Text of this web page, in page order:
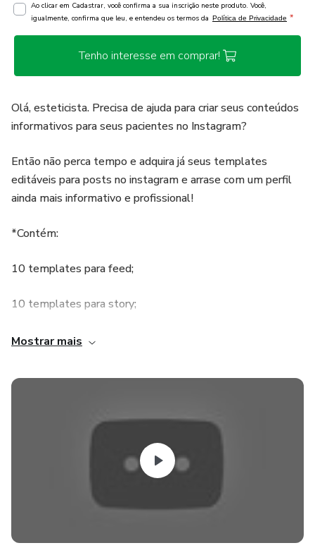
Ao clicar em Cadastrar, você confirma a sua inscrição neste produto. Você,
igualmente, confirma que leu, e entendeu os termos da Política de Privacidade *
Tenho interesse em comprar!
Olá, esteticista. Precisa de ajuda para criar seus conteúdos
informativos para seus pacientes no Instagram?
Então não perca tempo e adquira já seus templates
editáveis para posts no instagram e arrase com um perfil
ainda mais informativo e profissional!
*Contém:
10 templates para feed;
10 templates para story;
10 carrosséis infinitos;
*Editáveis no Canva Gratuito e no Pro;
Conquiste mais clientes com o nosso Pack Templates -
Recomendamos o acesso ao produto e que seja realizada a
a hotmart é de um ano.
Mostrar mais